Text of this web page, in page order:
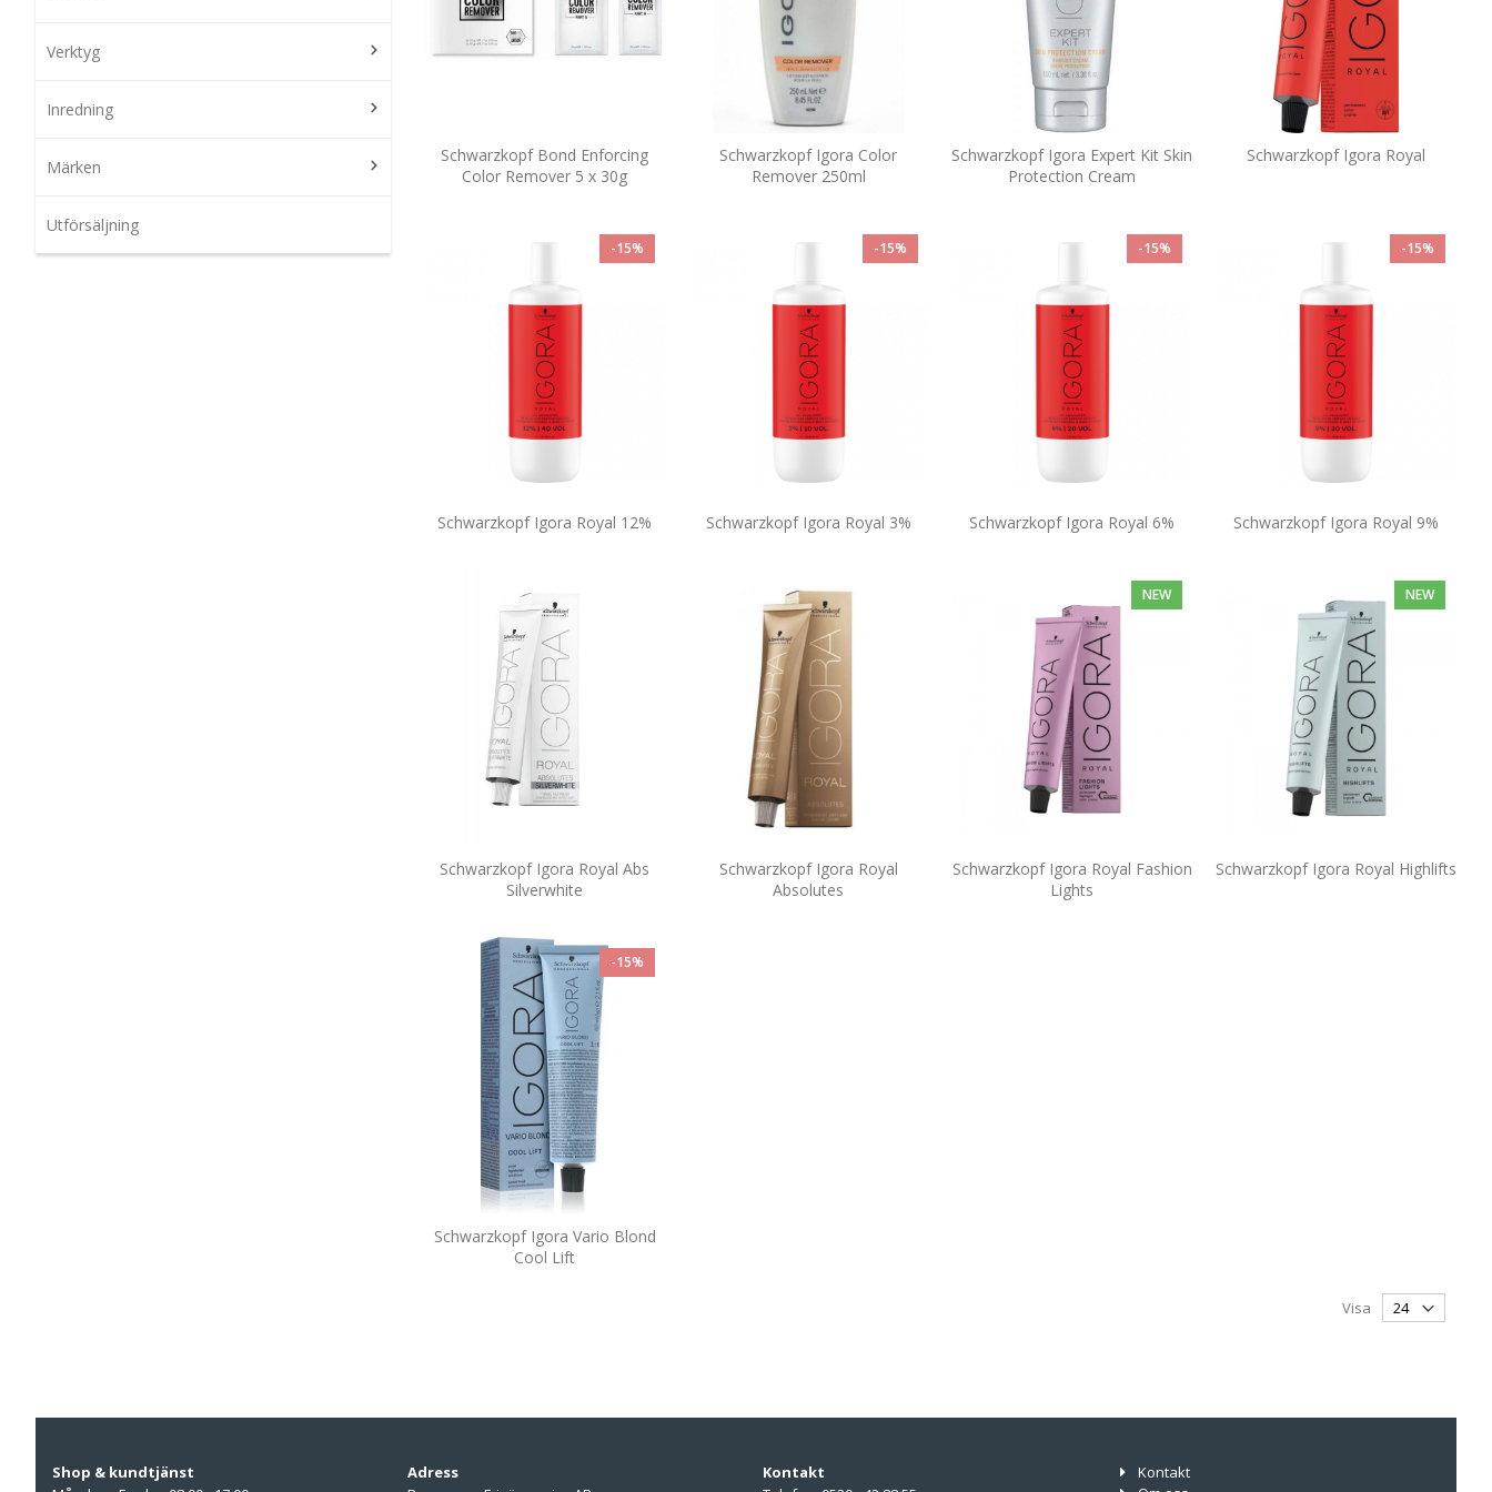
Verktyg
Inredning
Märken
Utförsäljning
Schwarzkopf Bond Enforcing
Color Remover 5 x 30g
Schwarzkopf Igora Color
Remover 250ml
Schwarzkopf Igora Expert Kit Skin
Protection Cream
Schwarzkopf Igora Royal
-15%
Schwarzkopf Igora Royal 12%
-15%
Schwarzkopf Igora Royal 3%
-15%
Schwarzkopf Igora Royal 6%
-15%
Schwarzkopf Igora Royal 9%
Schwarzkopf Igora Royal Abs
Silverwhite
Schwarzkopf Igora Royal
Absolutes
NEW
Schwarzkopf Igora Royal Fashion
Lights
NEW
Schwarzkopf Igora Royal Highlifts
-15%
Schwarzkopf Igora Vario Blond
Cool Lift
Visa
Shop & kundtjänst
Adress
Kontakt
Kontakt